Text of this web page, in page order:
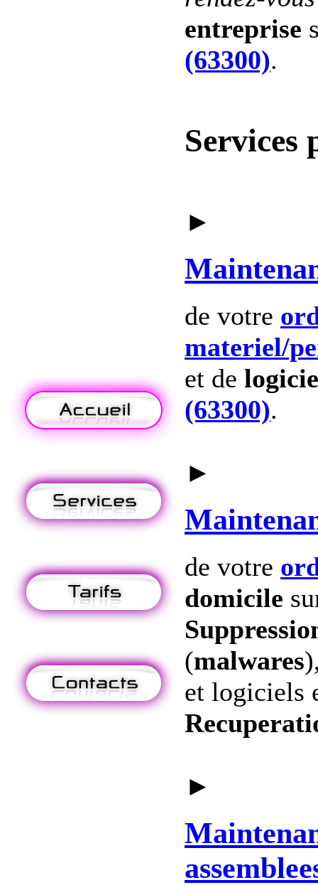
entreprise
(63300).
Services
►
de votre
materiel/
et de
(63300).
►
de votre
domicile
(malwares
et logiciels
►